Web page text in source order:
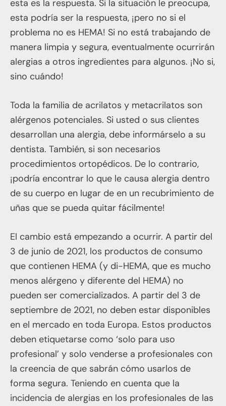
esta es la respuesta. Si la situación le preocupa,
esta podría ser la respuesta, ¡pero no si el
problema no es HEMA! Si no está trabajando de
manera limpia y segura, eventualmente ocurrirán
alergias a otros ingredientes para algunos. ¡No si,
sino cuándo!
Toda la familia de acrilatos y metacrilatos son
alérgenos potenciales. Si usted o sus clientes
desarrollan una alergia, debe informárselo a su
dentista. También, si son necesarios
procedimientos ortopédicos. De lo contrario,
¡podría encontrar lo que le causa alergia dentro
de su cuerpo en lugar de en un recubrimiento de
uñas que se pueda quitar fácilmente!
El cambio está empezando a ocurrir. A partir del
3 de junio de 2021, los productos de consumo
que contienen HEMA (y di-HEMA, que es mucho
menos alérgeno y diferente del HEMA) no
pueden ser comercializados. A partir del 3 de
septiembre de 2021, no deben estar disponibles
en el mercado en toda Europa. Estos productos
deben etiquetarse como ‘solo para uso
profesional’ y solo venderse a profesionales con
la creencia de que sabrán cómo usarlos de
forma segura. Teniendo en cuenta que la
incidencia de alergias en los profesionales de las